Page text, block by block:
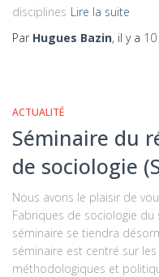
disciplines Lire la suite
Par Hugues Bazin, il y a
ACTUALITÉ
Séminaire du
de sociologie
Nous avons le plaisir de
Fabriques de sociologie
séminaire se tiendra
séminaire est centré sur
méthodologiques et